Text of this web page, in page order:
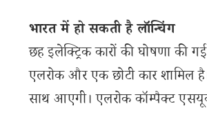
भारत में हो सकती है लॉन्चिंग
छह इलेक्ट्रिक कारों की घोषणा की
एलरोक और एक छोटी कार शामिल
साथ आएगी। एलरोक कॉम्पैक्ट